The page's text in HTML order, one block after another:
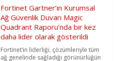
Fortinet Gartner’ın Kurumsal
Ağ Güvenlik Duvarı Magic
Quadrant Raporu’nda bir kez
daha lider olarak gösterildi
Fortinet’in liderliği, çözümleriyle tüm
ağ genelinde sağladığı görünürlüğün